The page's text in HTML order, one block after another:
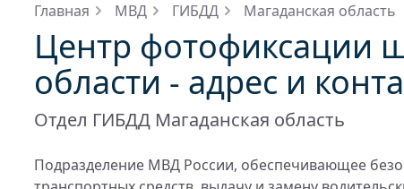
Главная МВД ГИБДД Магаданская область
Центр фотофиксации
области - адрес и
Отдел ГИБДД Магаданская область
Подразделение МВД России, обеспечивающее